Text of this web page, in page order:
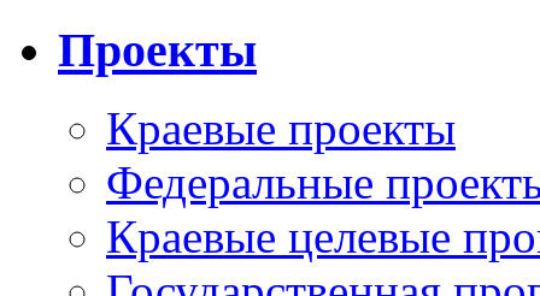
Проекты
Краевые проекты
Федеральные
Краевые целевые